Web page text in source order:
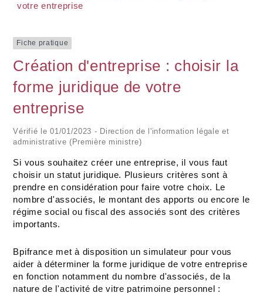
votre entreprise
Fiche pratique
Création d'entreprise : choisir la
forme juridique de votre
entreprise
Vérifié le 01/01/2023 - Direction de l'information légale et
administrative (Première ministre)
Si vous souhaitez créer une entreprise, il vous faut
choisir un statut juridique. Plusieurs critères sont à
prendre en considération pour faire votre choix. Le
nombre d'associés, le montant des apports ou encore le
régime social ou fiscal des associés sont des critères
importants.
Bpifrance met à disposition un simulateur pour vous
aider à déterminer la forme juridique de votre entreprise
en fonction notamment du nombre d'associés, de la
nature de l'activité de vitre patrimoine personnel :